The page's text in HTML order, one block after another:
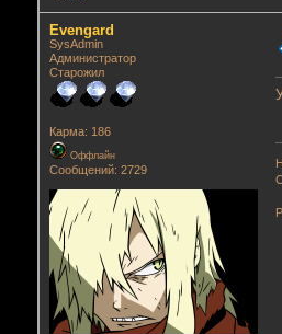
Evengard
SysAdmin
Администратор
Старожил
Карма: 186
Оффлайн
Сообщений: 2729